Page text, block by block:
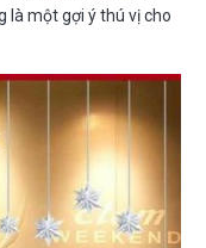
là một gợi ý thú vị cho